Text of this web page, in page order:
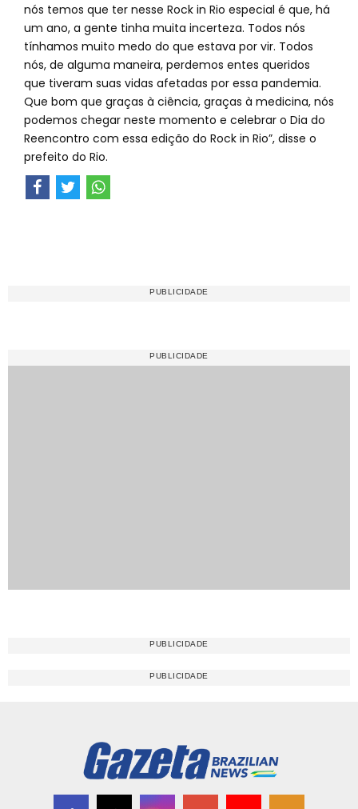
nós temos que ter nesse Rock in Rio especial é que, há
um ano, a gente tinha muita incerteza. Todos nós
tínhamos muito medo do que estava por vir. Todos
nós, de alguma maneira, perdemos entes queridos
que tiveram suas vidas afetadas por essa pandemia.
Que bom que graças à ciência, graças à medicina, nós
podemos chegar neste momento e celebrar o Dia do
Reencontro com essa edição do Rock in Rio”, disse o
prefeito do Rio.